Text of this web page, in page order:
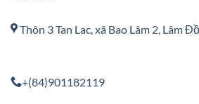
Thôn 3 Tan Lac, xã Bao Lâm 2, Lâm
+(84)901182119